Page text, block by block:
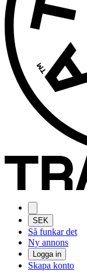
SEK
Så funkar det
Ny annons
Logga in
Skapa konto